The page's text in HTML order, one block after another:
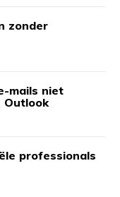
zonder
mails niet
Outlook
professionals